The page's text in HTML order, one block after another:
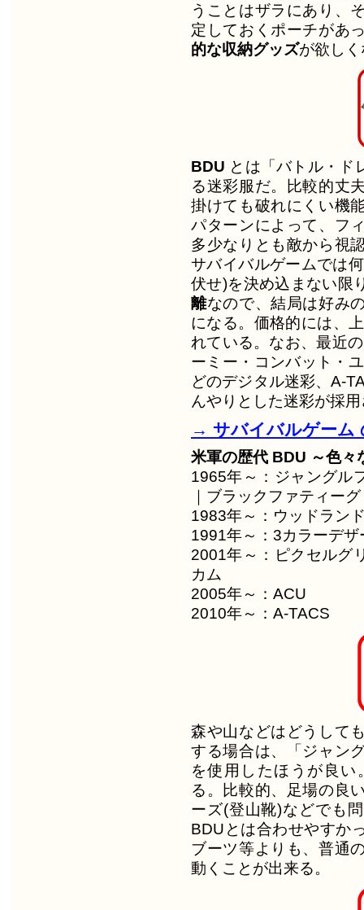
うことはザラにあり、
定しておくポーチがあ
的な収納グッズが欲し
BDU とは「バトル・ド
る迷彩服だ。比較的丈
掛けても破れにくい機
パターンによって、フ
多少なりとも敵から視
サバイバルゲームでは
伏せ)を決め込まない限
離なので、結局は好み
になる。価格的には、
れている。なお、最近
ーミー・コンバット・
どのデジタル迷彩、A-
んやりとした迷彩が採
→ サバイバルゲーム
米軍の歴代 BDU ～色々
1965年～：ジャングル
｜ブラックファティーグ
1983年～：ウッドラン
1991年～：3カラーデザ
2001年～：ピクセルグ
カム
2005年～：ACU
2010年～：A-TACS
森や山などはどうして
する場合は、「ジャン
を使用したほうが良
る。比較的、足場の良
ーズ(登山靴)などでも
BDUとは合わせやすか
ブーツ等よりも、普通
動くことが出来る。